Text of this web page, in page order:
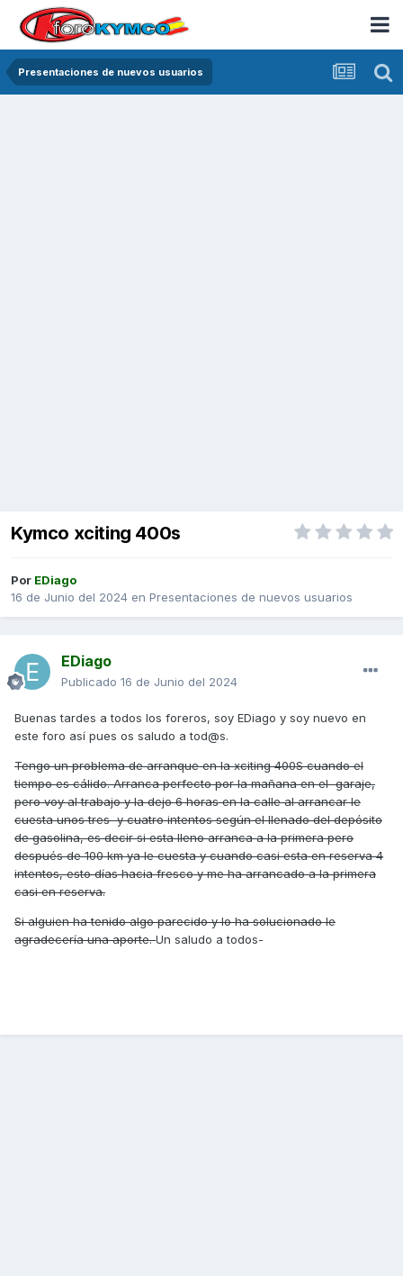
Presentaciones de nuevos usuarios
Kymco xciting 400s
Por EDiago
16 de Junio del 2024 en Presentaciones de nuevos usuarios
EDiago
Publicado 16 de Junio del 2024
Buenas tardes a todos los foreros, soy EDiago y soy nuevo en
este foro así pues os saludo a tod@s.
Tengo un problema de arranque en la xciting 400S cuando el
tiempo es cálido. Arranca perfecto por la mañana en el garaje,
pero voy al trabajo y la dejo 6 horas en la calle al arrancar le
cuesta unos tres y cuatro intentos según el llenado del depósito
de gasolina, es decir si esta lleno arranca a la primera pero
después de 100 km ya le cuesta y cuando casi esta en reserva 4
intentos, esto días hacia fresco y me ha arrancado a la primera
casi en reserva.
Si alguien ha tenido algo parecido y lo ha solucionado le
agradecería una aporte.Un saludo a todos-